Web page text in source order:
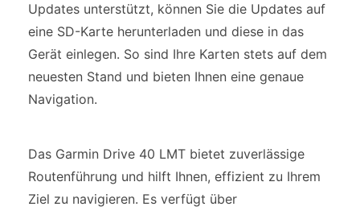
Updates unterstützt, können Sie die Updates auf
eine SD-Karte herunterladen und diese in das
Gerät einlegen. So sind Ihre Karten stets auf dem
neuesten Stand und bieten Ihnen eine genaue
Navigation.
Das Garmin Drive 40 LMT bietet zuverlässige
Routenführung und hilft Ihnen, effizient zu Ihrem
Ziel zu navigieren. Es verfügt über